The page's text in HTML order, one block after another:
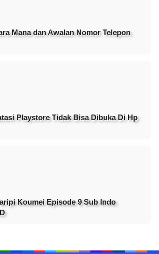
Mana dan Awalan Nomor Telepon
Playstore Tidak Bisa Dibuka Di Hp
Koumei Episode 9 Sub Indo